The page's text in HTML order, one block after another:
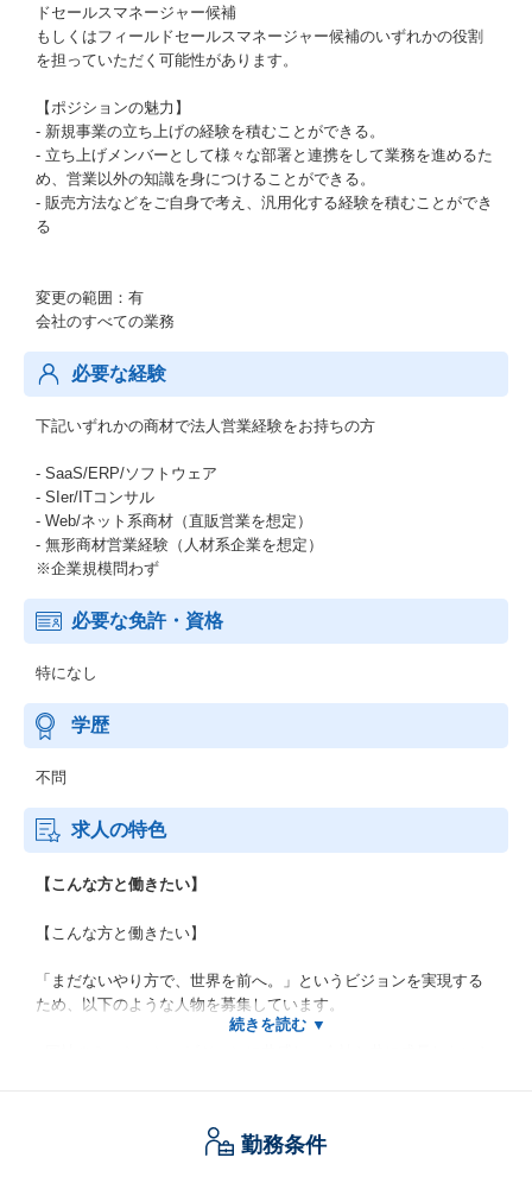
ドセールスマネージャー候補
もしくはフィールドセールスマネージャー候補のいずれかの役割
を担っていただく可能性があります。
【ポジションの魅力】
- 新規事業の立ち上げの経験を積むことができる。
- 立ち上げメンバーとして様々な部署と連携をして業務を進めるた
め、営業以外の知識を身につけることができる。
- 販売方法などをご自身で考え、汎用化する経験を積むことができ
る
変更の範囲：有
会社のすべての業務
必要な経験
下記いずれかの商材で法人営業経験をお持ちの方
- SaaS/ERP/ソフトウェア
- SIer/ITコンサル
- Web/ネット系商材（直販営業を想定）
- 無形商材営業経験（人材系企業を想定）
※企業規模問わず
必要な免許・資格
特になし
学歴
不問
求人の特色
【こんな方と働きたい】
【こんな方と働きたい】
「まだないやり方で、世界を前へ。」というビジョンを実現する
ため、以下のような人物を募集しています。
策を提案できる、結果を出すことができる方）
- 成長意欲をお持ちの方（新しい知識やスキルを積極的に学び、自
勤務条件